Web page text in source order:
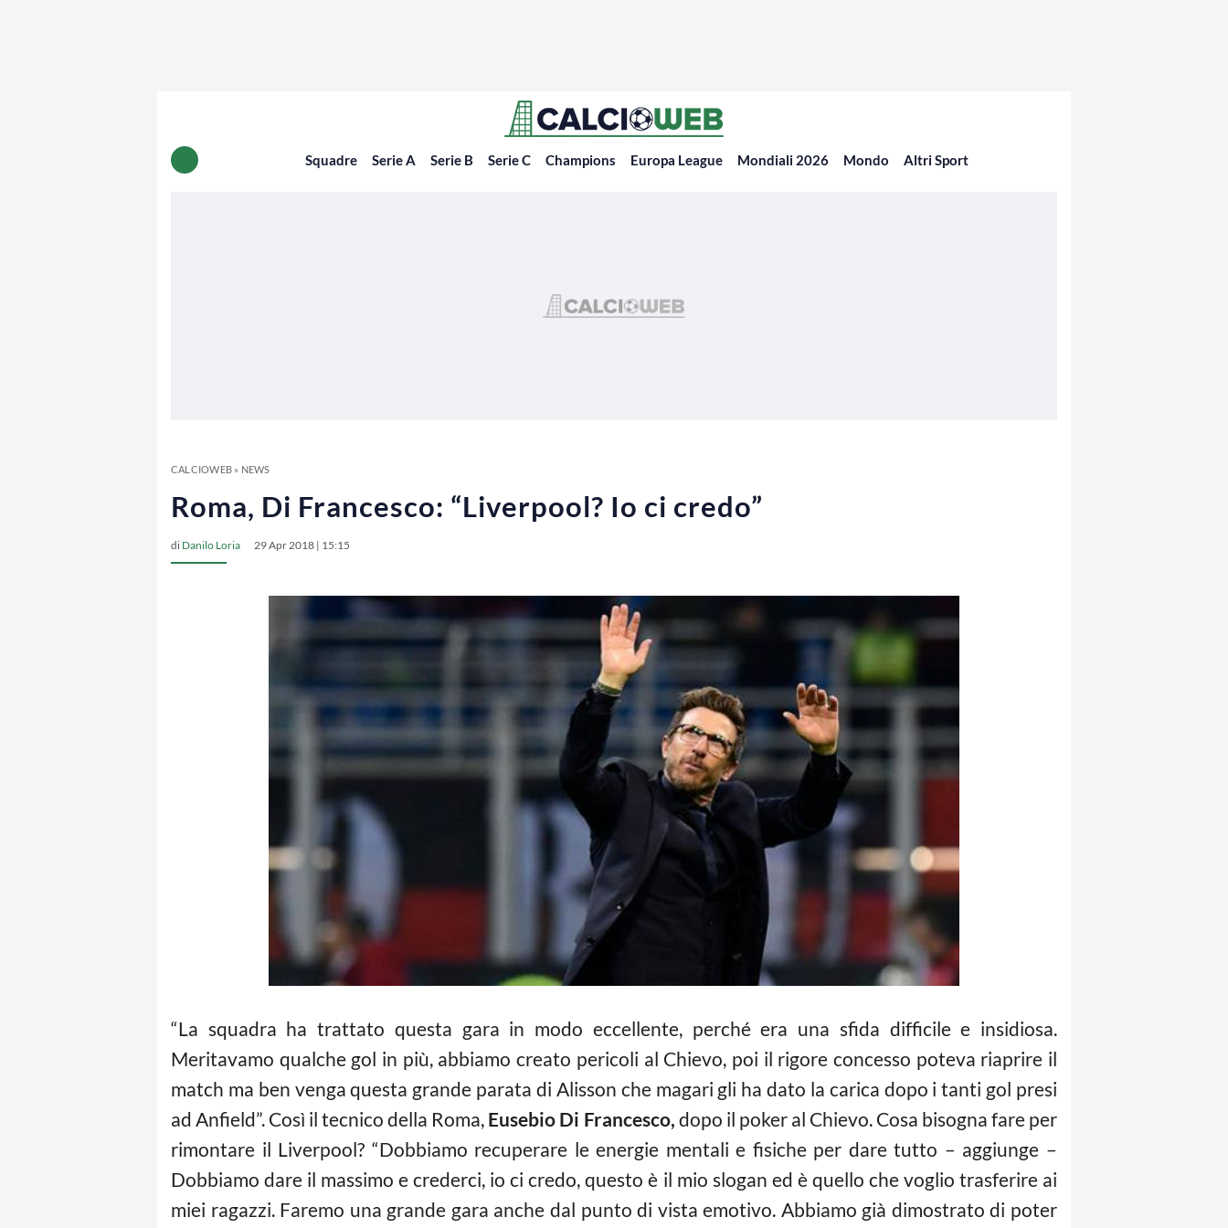
Squadre Serie A Serie B Serie C Champions Europa League Mondiali 2026 Mondo Altri Sport
CALCIOWEB» NEWS
Roma, Di Francesco: “Liverpool? Io ci credo”
di Danilo Loria 29 Apr 2018 | 15:15
“La squadra ha trattato questa gara in modo eccellente, perché era una sfida difficile e insidiosa.
Meritavamo qualche gol in più, abbiamo creato pericoli al Chievo, poi il rigore concesso poteva riaprire il
match ma ben venga questa grande parata di Alisson che magari gli ha dato la carica dopo i tanti gol presi
ad Anfield”. Così il tecnico della Roma, Eusebio Di Francesco, dopo il poker al Chievo. Cosa bisogna fare per
rimontare il Liverpool? “Dobbiamo recuperare le energie mentali e fisiche per dare tutto – aggiunge –
Dobbiamo dare il massimo e crederci, io ci credo, questo è il mio slogan ed è quello che voglio trasferire ai
miei ragazzi. Faremo una grande gara anche dal punto di vista emotivo. Abbiamo già dimostrato di poter